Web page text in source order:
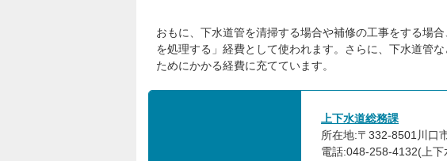
おもに、下水道管を清掃する場合や補修の工事をする場
を処理する」経費として使われます。さらに、下水道管
ためにかかる経費に充てています。
上下水道総務課
所在地:〒332-8501川口
電話:048-258-4132(上下